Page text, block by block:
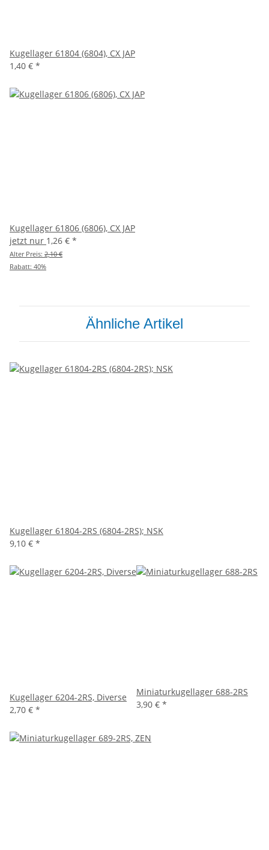
Kugellager 61804 (6804), CX JAP
1,40 € *
Kugellager 61806 (6806), CX JAP
jetzt nur 1,26 € *
Alter Preis: 2,10 €
Rabatt: 40%
Ähnliche Artikel
Kugellager 61804-2RS (6804-2RS); NSK
9,10 € *
Kugellager 6204-2RS, Diverse
2,70 € *
Miniaturkugellager 688-2RS
3,90 € *